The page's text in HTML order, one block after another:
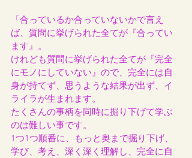
「合っているか合っていないかで言え
ば、質問に挙げられた全てが『合ってい
ます』。
けれども質問に挙げられた全てが『完全
にモノにしていない』ので、完全には自
身が持てず、思うような結果が出ず、イ
ライラが生まれます。
たくさんの事柄を同時に掘り下げて学ぶ
のは難しい事です。
1つ1つ順番に、もっと奥まで掘り下げ、
学び、考え、深く深く理解し、完全に自